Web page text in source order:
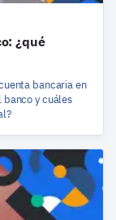
¿qué
bancaria en
banco y cuáles